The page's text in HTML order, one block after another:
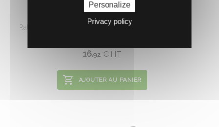
RACCORD DROIT MM 1/2" - 55 MM
Rallonge filetée en laiton pour raccordement vertical
16.92 € HT
AJOUTER AU PANIER
Personalize
Privacy policy